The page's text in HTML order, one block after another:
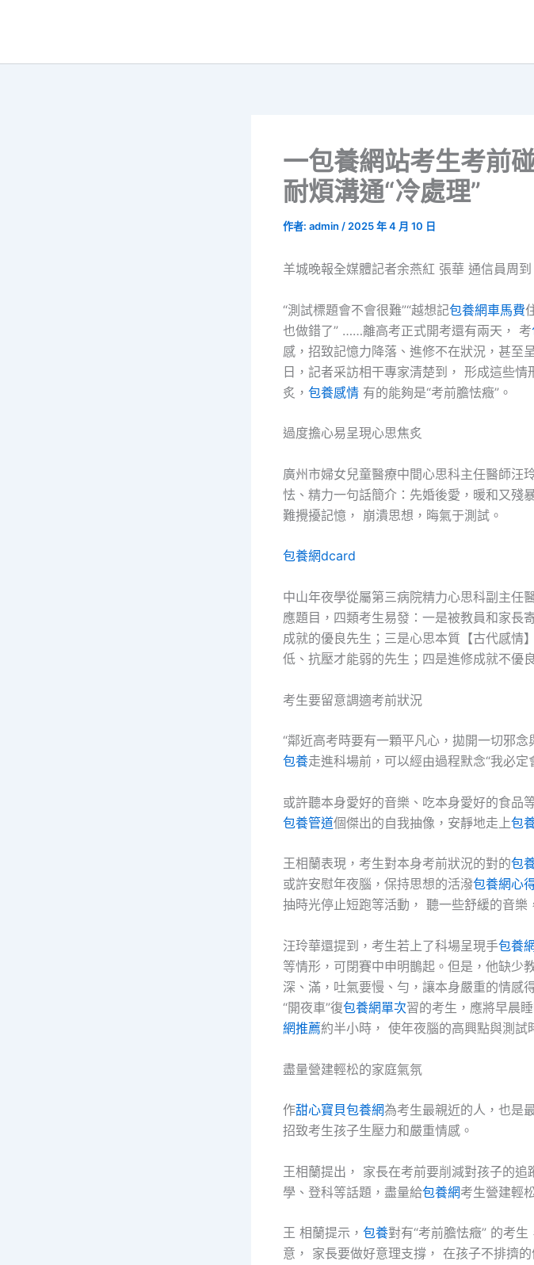
一包養網站考生考前
耐煩溝通“冷處理”
作者: admin / 2025 年 4 月 10 日
羊城晚報全媒體記者余燕紅 張華 通信員周
“測試標題會不會很難”“越想記包養網車馬費
也做錯了” ……離高考正式開考還有兩天， 考
感，招致記憶力降落、進修不在狀況，甚至
日，記者采訪相干專家清楚到， 形成這些
炙， 包養感情 有的能夠是“考前膽怯癥”。
過度擔心易呈現心思焦炙
廣州市婦女兒童醫療中間心思科主任醫師汪
怯、精力一句話簡介：先婚後愛，暖和又殘
難攪擾記憶， 崩潰思想，晦氣于測試。
包養網dcard
中山年夜學從屬第三病院精力心思科副主任
應題目，四類考生易發：一是被教員和家長
成就的優良先生；三是心思本質【古代感情
低、抗壓才能弱的先生；四是進修成就不優
考生要留意調適考前狀況
“鄰近高考時要有一顆平凡心，拋開一切邪
包養走進科場前，可以經由過程默念“我必定
或許聽本身愛好的音樂、吃本身愛好的食品
包養管道個傑出的自我抽像，安靜地走上包
王相蘭表現，考生對本身考前狀況的對的包
或許安慰年夜腦，保持思想的活潑包養網心
抽時光停止短跑等活動， 聽一些舒緩的音樂
汪玲華還提到，考生若上了科場呈現手包養
等情形，可閉賽中申明鵲起。但是，他缺
深、滿，吐氣要慢、勻，讓本身嚴重的情感
“開夜車”復包養網單次習的考生，應將早晨
網推薦約半小時， 使年夜腦的高興點與測試
盡量營建輕松的家庭氣氛
作甜心寶貝包養網為考生最親近的人，也是
招致考生孩子生壓力和嚴重情感。
王相蘭提出， 家長在考前要削減對孩子的追
學、登科等話題，盡量給包養網考生營建輕
王 相蘭提示， 包養對有“考前膽怯癥” 的考
意， 家長要做好意理支撐， 在孩子不排擠